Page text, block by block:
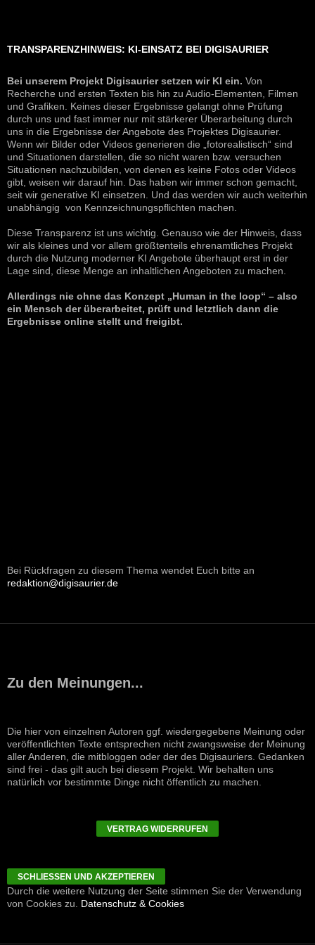
TRANSPARENZHINWEIS: KI-EINSATZ BEI DIGISAURIER
Bei unserem Projekt Digisaurier setzen wir KI ein. Von
Recherche und ersten Texten bis hin zu Audio-Elementen, Filmen
und Grafiken. Keines dieser Ergebnisse gelangt ohne Prüfung
durch uns und fast immer nur mit stärkerer Überarbeitung durch
uns in die Ergebnisse der Angebote des Projektes Digisaurier.
Wenn wir Bilder oder Videos generieren die „fotorealistisch“ sind
und Situationen darstellen, die so nicht waren bzw. versuchen
Situationen nachzubilden, von denen es keine Fotos oder Videos
gibt, weisen wir darauf hin. Das haben wir immer schon gemacht,
seit wir generative KI einsetzen. Und das werden wir auch weiterhin
unabhängig von Kennzeichnungspflichten machen.
Diese Transparenz ist uns wichtig. Genauso wie der Hinweis, dass
wir als kleines und vor allem größtenteils ehrenamtliches Projekt
durch die Nutzung moderner KI Angebote überhaupt erst in der
Lage sind, diese Menge an inhaltlichen Angeboten zu machen.
Allerdings nie ohne das Konzept „Human in the loop“ – also
ein Mensch der überarbeitet, prüft und letztlich dann die
Ergebnisse online stellt und freigibt.
Bei Rückfragen zu diesem Thema wendet Euch bitte an
redaktion@digisaurier.de
Zu den Meinungen...
Die hier von einzelnen Autoren ggf. wiedergegebene Meinung oder
veröffentlichten Texte entsprechen nicht zwangsweise der Meinung
aller Anderen, die mitbloggen oder der des Digisauriers. Gedanken
sind frei - das gilt auch bei diesem Projekt. Wir behalten uns
natürlich vor bestimmte Dinge nicht öffentlich zu machen.
VERTRAG WIDERRUFEN
Durch die weitere Nutzung der Seite stimmen Sie der Verwendung
von Cookies zu. Datenschutz & Cookies